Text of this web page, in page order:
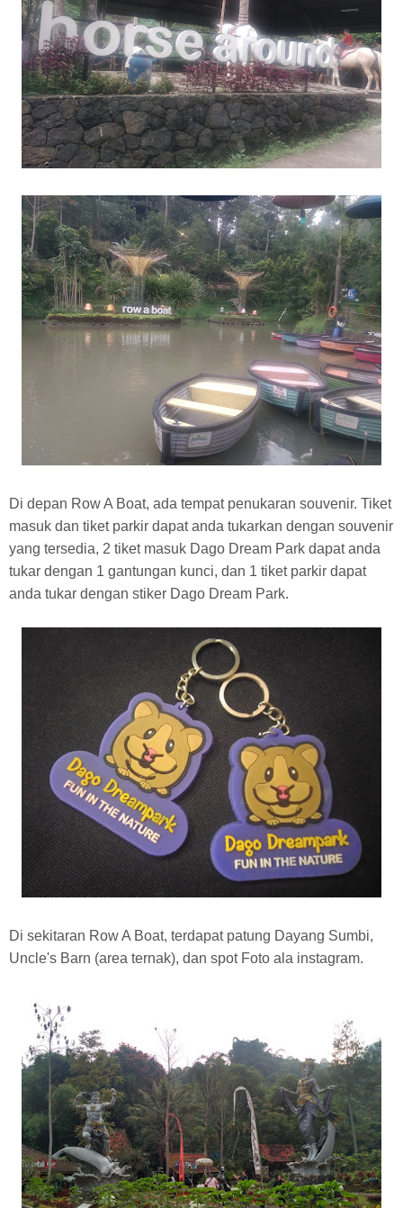
Di depan Row A Boat, ada tempat penukaran souvenir. Tiket
masuk dan tiket parkir dapat anda tukarkan dengan souvenir
yang tersedia, 2 tiket masuk Dago Dream Park dapat anda
tukar dengan 1 gantungan kunci, dan 1 tiket parkir dapat
anda tukar dengan stiker Dago Dream Park.
Di sekitaran Row A Boat, terdapat patung Dayang Sumbi,
Uncle's Barn (area ternak), dan spot Foto ala instagram.